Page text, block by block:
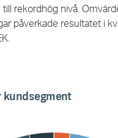
rekordhög nivå.
påverkade resultatet i
kundsegment